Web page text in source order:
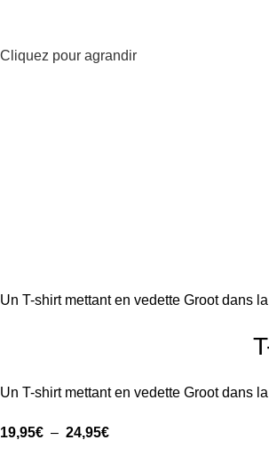
Cliquez pour agrandir
Un T-shirt mettant en vedette Groot dans
Un T-shirt mettant en vedette Groot dans
19,95€ – 24,95€